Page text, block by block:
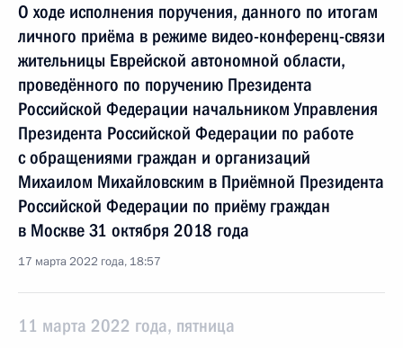
О ходе исполнения поручения, данного по итогам
личного приёма в режиме видео-конференц-связи
жительницы Еврейской автономной области,
проведённого по поручению Президента
Российской Федерации начальником Управления
Президента Российской Федерации по работе
с обращениями граждан и организаций
Михаилом Михайловским в Приёмной Президента
Российской Федерации по приёму граждан
в Москве 31 октября 2018 года
17 марта 2022 года, 18:57
11 марта 2022 года, пятница